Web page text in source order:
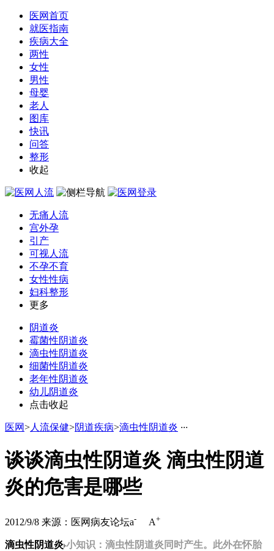
医网首页
就医指南
疾病大全
两性
女性
男性
母婴
老人
图库
快讯
问答
整形
收起
无痛人流
宫外孕
引产
可视人流
不孕不育
女性性病
妇科整形
更多
阴道炎
霉菌性阴道炎
滴虫性阴道炎
细菌性阴道炎
老年性阴道炎
幼儿阴道炎
点击收起
医网>人流保健>阴道疾病>滴虫性阴道炎 ···
谈谈滴虫性阴道炎 滴虫性阴道
炎的危害是哪些
2012/9/8 来源：医网病友论坛a- A+
滴虫性阴道炎 小知识：滴虫性阴道炎同时产生。此外在怀胎